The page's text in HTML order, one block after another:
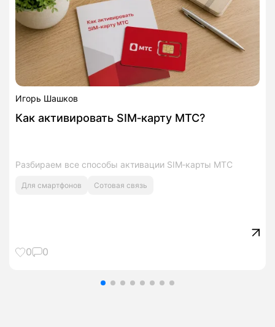
Игорь Шашков
Как активировать SIM‑карту МТС?
Разбираем все способы активации SIM‑карты МТС
Для смартфонов Сотовая связь
0 0